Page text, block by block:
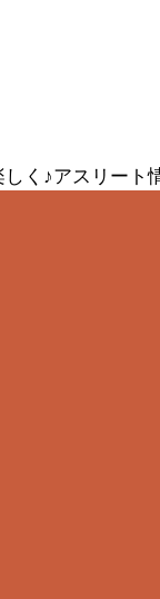
く♪アスリート